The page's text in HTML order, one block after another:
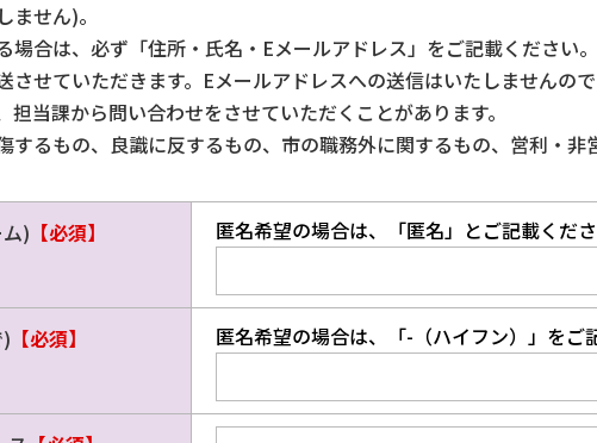
ません)。
場合は、必ず「住所・氏名・Eメールアドレス」をご記載ください。
させていただきます。Eメールアドレスへの送信はいたしませんので
担当課から問い合わせをさせていただくことがあります。
するもの、良識に反するもの、市の職務外に関するもの、営利・非
) 【必須】 匿名希望の場合は、「匿名」とご記載くだ
【必須】 匿名希望の場合は、「-（ハイフン）」をご